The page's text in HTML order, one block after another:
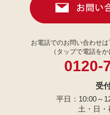
お電話でのお問い合わせは
（タップで電話を
0120-
受
平日：10:00～
土・日・